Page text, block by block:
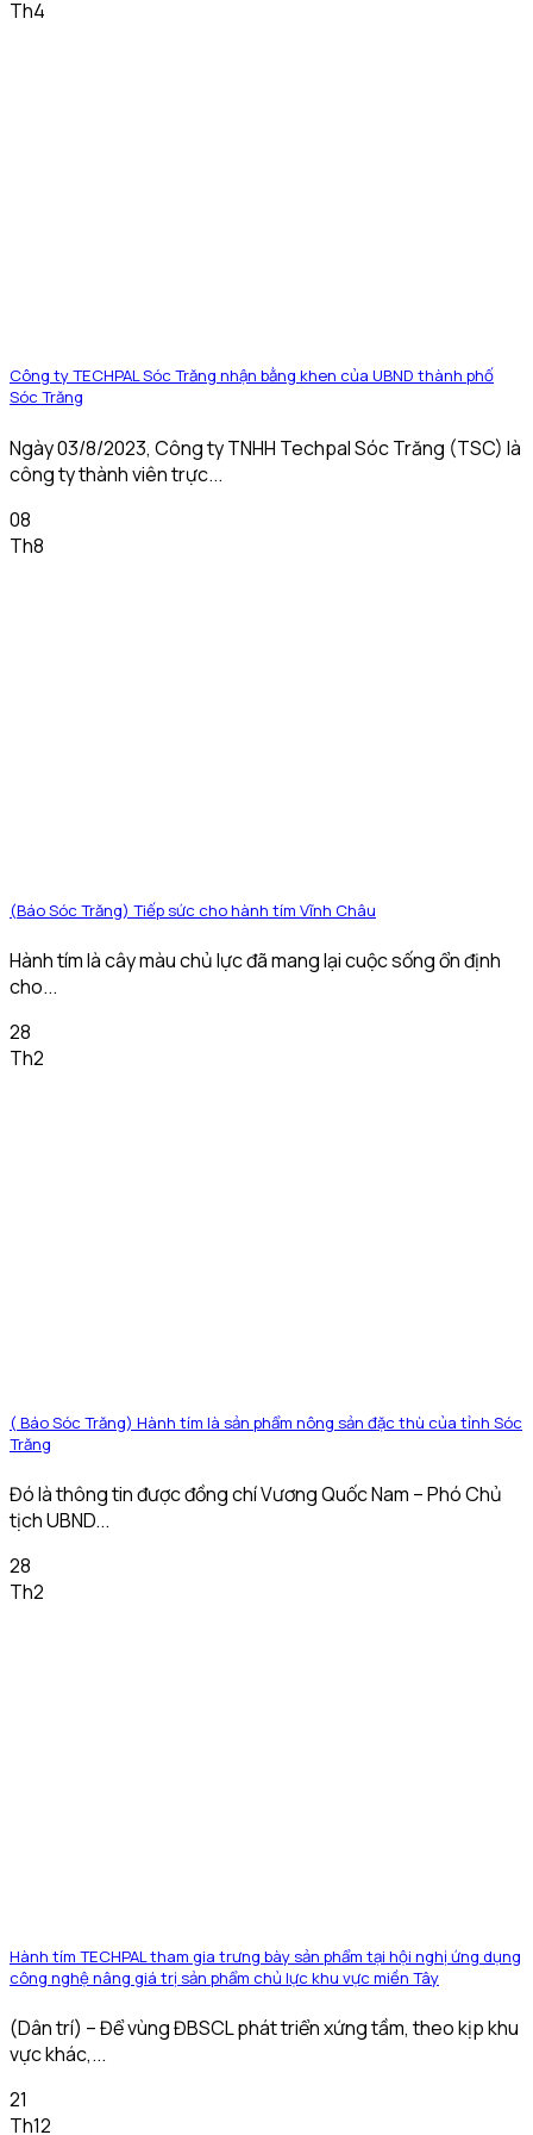
Th4
Công ty TECHPAL Sóc Trăng nhận bằng khen của UBND thành phố
Sóc Trăng
Ngày 03/8/2023, Công ty TNHH Techpal Sóc Trăng (TSC) là
công ty thành viên trực...
08
Th8
(Báo Sóc Trăng) Tiếp sức cho hành tím Vĩnh Châu
Hành tím là cây màu chủ lực đã mang lại cuộc sống ổn định
cho...
28
Th2
( Báo Sóc Trăng) Hành tím là sản phẩm nông sản đặc thù của tỉnh Sóc
Trăng
Đó là thông tin được đồng chí Vương Quốc Nam – Phó Chủ
tịch UBND...
28
Th2
Hành tím TECHPAL tham gia trưng bày sản phẩm tại hội nghị ứng dụng
công nghệ nâng giá trị sản phẩm chủ lực khu vực miền Tây
(Dân trí) – Để vùng ĐBSCL phát triển xứng tầm, theo kịp khu
vực khác,...
21
Th12